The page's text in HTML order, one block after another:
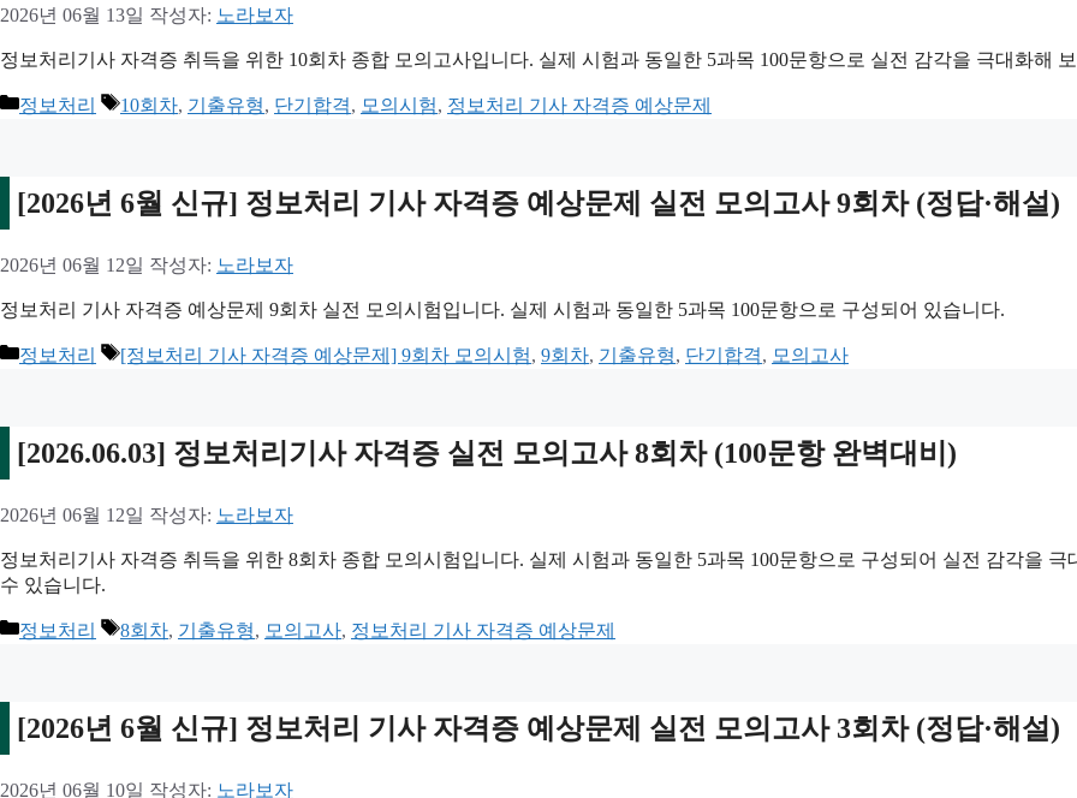
2026년 06월 13일 작성자: 노라보자
정보처리기사 자격증 취득을 위한 10회차 종합 모의고사입니다. 실제 시험과 동일한 5과목 100문항으로 실전 감각을 극대화해
카
정보처리
태
10회차, 기출유형, 단기합격, 모의시험, 정보처리 기사 자격증 예상문제
[2026년 6월 신규] 정보처리 기사 자격증 예상문제 실전 모의고사 9회차 (정답·해설)
2026년 06월 12일 작성자: 노라보자
정보처리 기사 자격증 예상문제 9회차 실전 모의시험입니다. 실제 시험과 동일한 5과목 100문항으로 구성되어 있습니다.
카
정보처리
태
[정보처리 기사 자격증 예상문제] 9회차 모의시험, 9회차, 기출유형, 단기합격, 모의고사
[2026.06.03] 정보처리기사 자격증 실전 모의고사 8회차 (100문항 완벽대비)
2026년 06월 12일 작성자: 노라보자
정보처리기사 자격증 취득을 위한 8회차 종합 모의시험입니다. 실제 시험과 동일한 5과목 100문항으로 구성되어 실전 감각을 극
수 있습니다.
카
정보처리
태
8회차, 기출유형, 모의고사, 정보처리 기사 자격증 예상문제
[2026년 6월 신규] 정보처리 기사 자격증 예상문제 실전 모의고사 3회차 (정답·해설)
2026년 06월 10일 작성자: 노라보자